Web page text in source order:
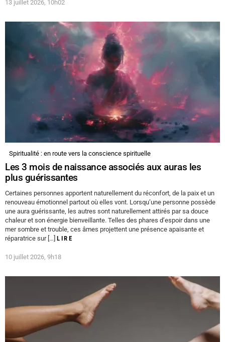
13 juillet 2026, 10h02
Spiritualité : en route vers la conscience spirituelle
Les 3 mois de naissance associés aux auras les
plus guérissantes
Certaines personnes apportent naturellement du réconfort, de la paix et un
renouveau émotionnel partout où elles vont. Lorsqu’une personne possède
une aura guérissante, les autres sont naturellement attirés par sa douce
chaleur et son énergie bienveillante. Telles des phares d’espoir dans une
mer sombre et trouble, ces âmes projettent une présence apaisante et
réparatrice sur […] LIRE
10 juillet 2026, 9h18